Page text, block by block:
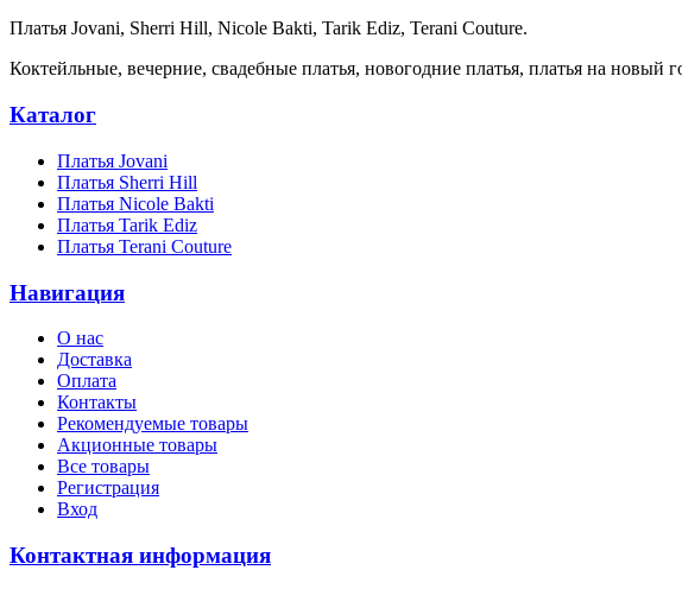
Платья Jovani, Sherri Hill, Nicole Bakti, Tarik Ediz, Terani Couture.
Коктейльные, вечерние, свадебные платья, новогодние платья, платья на новый
Каталог
Платья Jovani
Платья Sherri Hill
Платья Nicole Bakti
Платья Tarik Ediz
Платья Terani Couture
Навигация
О нас
Доставка
Оплата
Контакты
Рекомендуемые товары
Акционные товары
Все товары
Регистрация
Вход
Контактная информация